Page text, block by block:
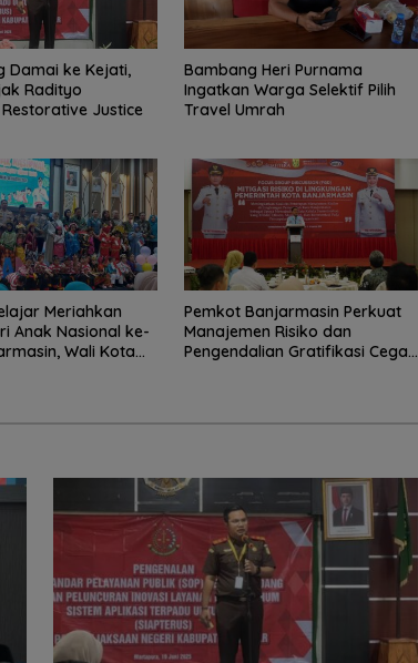
Damai ke Kejati,
Radityo
Justice
Bambang Heri Purnama
Ingatkan Warga Selektif Pilih
Travel Umrah
Meriahkan
Anak Nasional ke-
Wali Kota
Pemkot Banjarmasin Perkuat
Manajemen Risiko dan
Pengendalian Gratifikasi Cegah